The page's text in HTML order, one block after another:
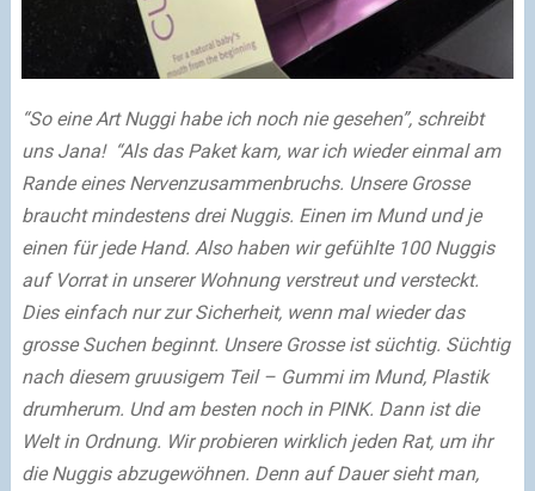
“So eine Art Nuggi habe ich noch nie gesehen”, schreibt
uns Jana! “Als das Paket kam, war ich wieder einmal am
Rande eines Nervenzusammenbruchs. Unsere Grosse
braucht mindestens drei Nuggis. Einen im Mund und je
einen für jede Hand. Also haben wir gefühlte 100 Nuggis
auf Vorrat in unserer Wohnung verstreut und versteckt.
Dies einfach nur zur Sicherheit, wenn mal wieder das
grosse Suchen beginnt. Unsere Grosse ist süchtig. Süchtig
nach diesem gruusigem Teil – Gummi im Mund, Plastik
drumherum. Und am besten noch in PINK. Dann ist die
Welt in Ordnung. Wir probieren wirklich jeden Rat, um ihr
die Nuggis abzugewöhnen. Denn auf Dauer sieht man,